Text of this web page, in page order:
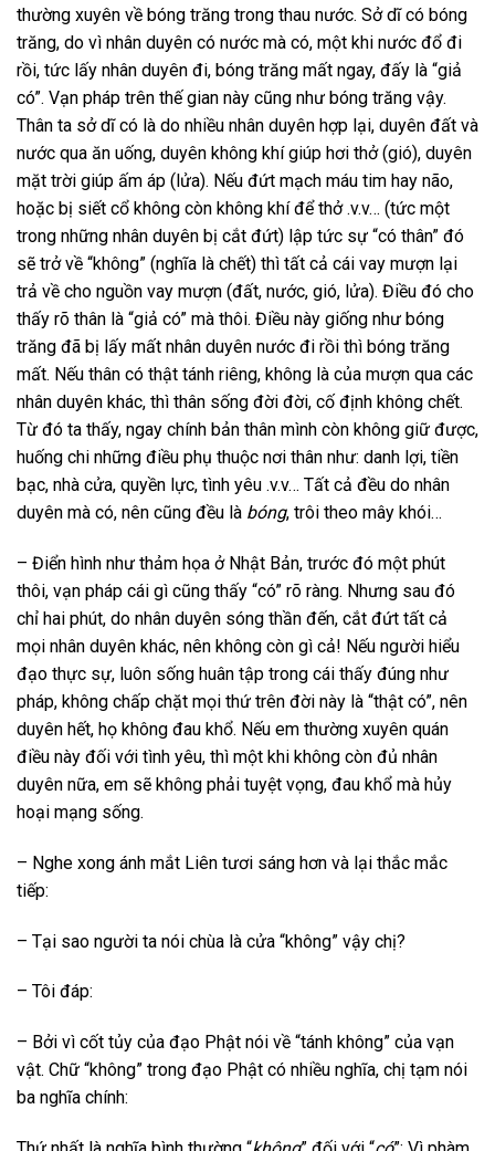
thường xuyên về bóng trăng trong thau nước. Sở dĩ có bóng
trăng, do vì nhân duyên có nước mà có, một khi nước đổ đi
rồi, tức lấy nhân duyên đi, bóng trăng mất ngay, đấy là “giả
có”. Vạn pháp trên thế gian này cũng như bóng trăng vậy.
Thân ta sở dĩ có là do nhiều nhân duyên hợp lại, duyên đất và
nước qua ăn uống, duyên không khí giúp hơi thở (gió), duyên
mặt trời giúp ấm áp (lửa). Nếu đứt mạch máu tim hay não,
hoặc bị siết cổ không còn không khí để thở .v.v… (tức một
trong những nhân duyên bị cắt đứt) lập tức sự “có thân” đó
sẽ trở về “không” (nghĩa là chết) thì tất cả cái vay mượn lại
trả về cho nguồn vay mượn (đất, nước, gió, lửa). Điều đó cho
thấy rõ thân là “giả có” mà thôi. Điều này giống như bóng
trăng đã bị lấy mất nhân duyên nước đi rồi thì bóng trăng
mất. Nếu thân có thật tánh riêng, không là của mượn qua các
nhân duyên khác, thì thân sống đời đời, cố định không chết.
Từ đó ta thấy, ngay chính bản thân mình còn không giữ được,
huống chi những điều phụ thuộc nơi thân như: danh lợi, tiền
bạc, nhà cửa, quyền lực, tình yêu .v.v… Tất cả đều do nhân
duyên mà có, nên cũng đều là bóng, trôi theo mây khói…
– Điển hình như thảm họa ở Nhật Bản, trước đó một phút
thôi, vạn pháp cái gì cũng thấy “có” rõ ràng. Nhưng sau đó
chỉ hai phút, do nhân duyên sóng thần đến, cắt đứt tất cả
mọi nhân duyên khác, nên không còn gì cả! Nếu người hiểu
đạo thực sự, luôn sống huân tập trong cái thấy đúng như
pháp, không chấp chặt mọi thứ trên đời này là “thật có”, nên
duyên hết, họ không đau khổ. Nếu em thường xuyên quán
điều này đối với tình yêu, thì một khi không còn đủ nhân
duyên nữa, em sẽ không phải tuyệt vọng, đau khổ mà hủy
hoại mạng sống.
– Nghe xong ánh mắt Liên tươi sáng hơn và lại thắc mắc
tiếp:
– Tại sao người ta nói chùa là cửa “không” vậy chị?
– Tôi đáp:
– Bởi vì cốt tủy của đạo Phật nói về “tánh không” của vạn
vật. Chữ “không” trong đạo Phật có nhiều nghĩa, chị tạm nói
ba nghĩa chính: